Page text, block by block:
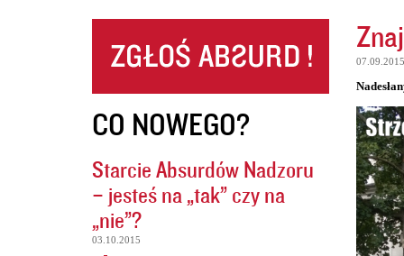
CO NOWEGO?
Starcie Absurdów Nadzoru
– jesteś na „tak” czy na
„nie”?
03.10.2015
07.09.2015